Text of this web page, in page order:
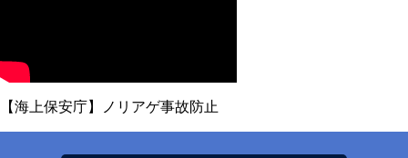
【海上保安庁】ノリアゲ事故防止